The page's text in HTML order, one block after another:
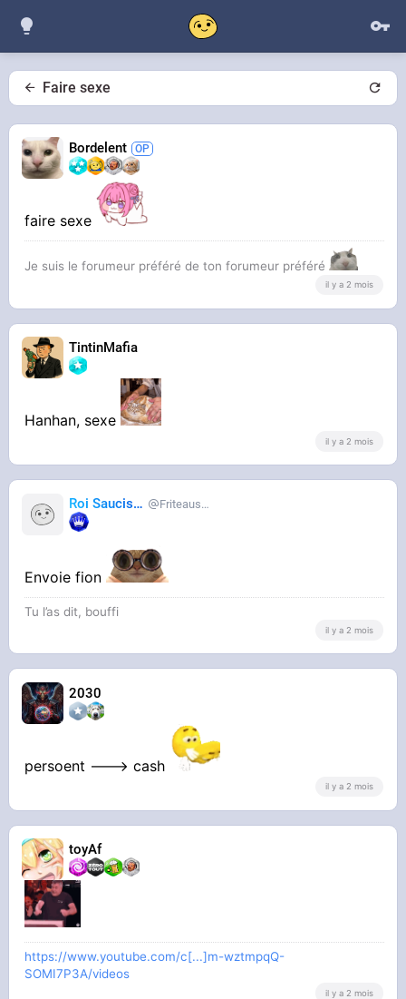
Faire sexe
Bordelent
faire sexe
Je suis le forumeur préféré de ton forumeur préféré
il y a 2 mois
TintinMafia
Hanhan, sexe
il y a 2 mois
Roi Saucisse Friteausucre
Envoie fion
Tu l’as dit, bouffi
il y a 2 mois
2030
persoent ---> cash
il y a 2 mois
toyAf
https://www.youtube.com/c[...]m-wztmpqQ-
SOMI7P3A/videos
il y a 2 mois